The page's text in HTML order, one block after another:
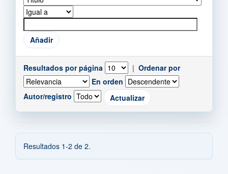
Resultados por página | Ordenar por
En orden
Autor/registro
Resultados 1-2 de 2.